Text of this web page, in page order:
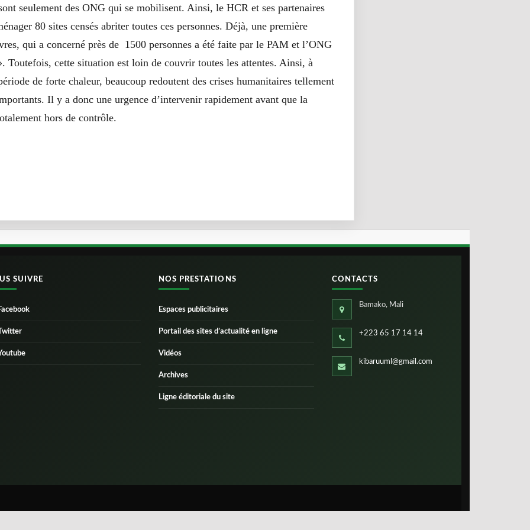
seulement des ONG qui se mobilisent. Ainsi, le HCR et ses partenaires
80 sites censés abriter toutes ces personnes. Déjà, une première
qui a concerné près de 1500 personnes a été faite par le PAM et l’ONG
Toutefois, cette situation est loin de couvrir toutes les attentes. Ainsi, à
de forte chaleur, beaucoup redoutent des crises humanitaires tellement
Il y a donc une urgence d’intervenir rapidement avant que la
hors de contrôle.
SUIVRE NOS PRESTATIONS
Espaces publicitaires
Portail des sites d’actualité en ligne
Vidéos
Archives
Ligne éditoriale du site
CONTACTS
Bamako, Mali
+223 65 17 14 14
kibaruuml@gmail.com